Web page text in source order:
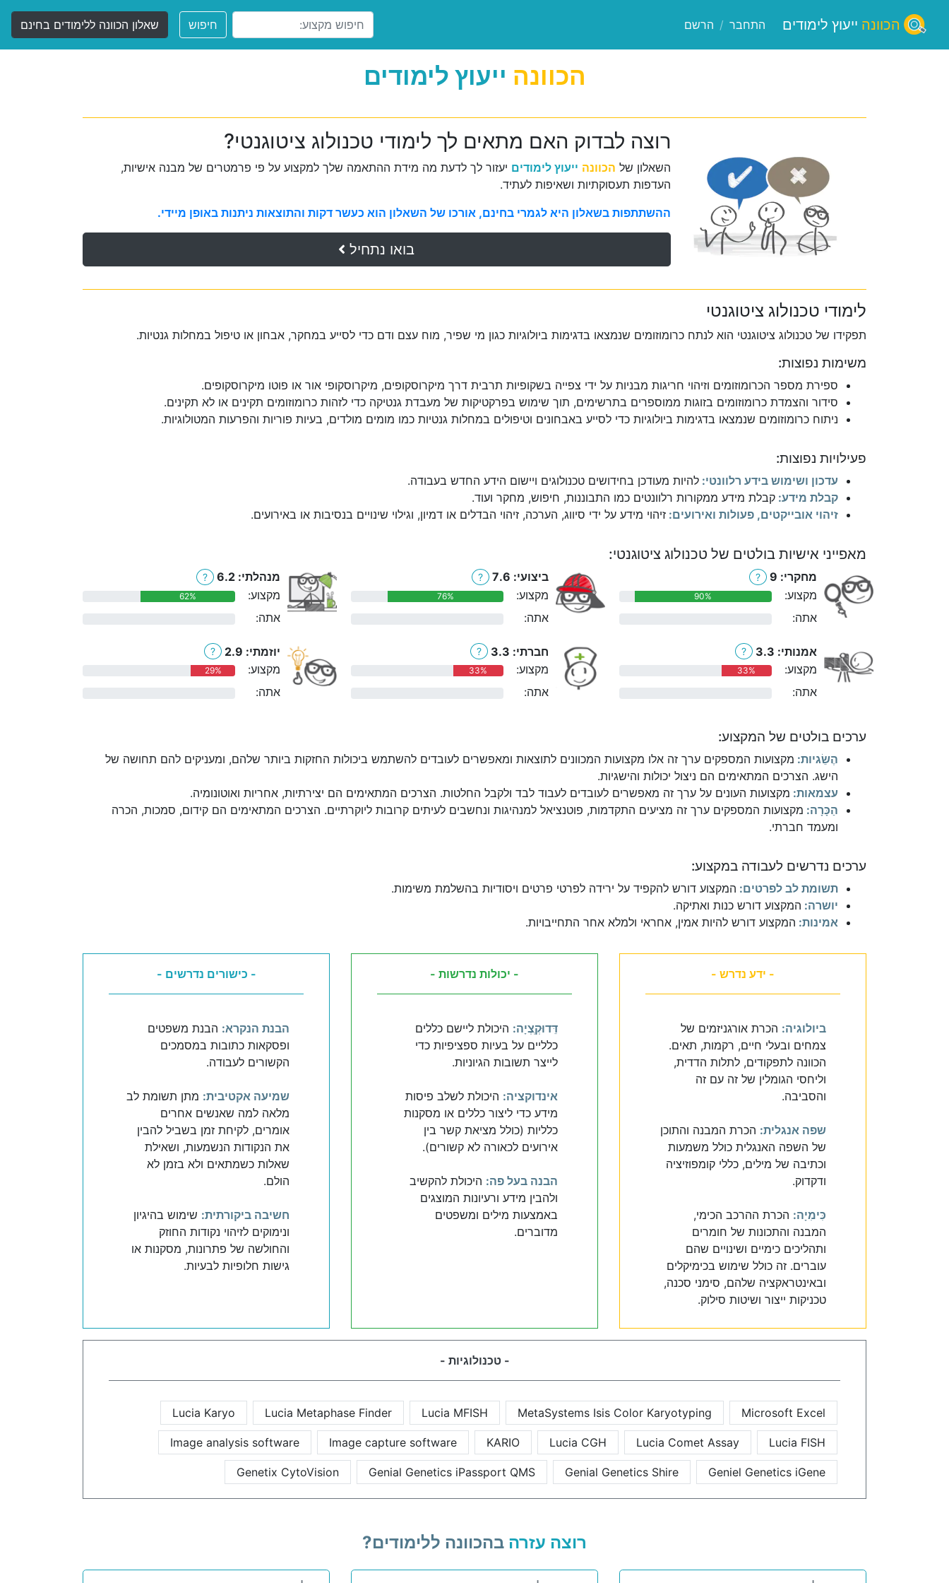
הכוונה ייעוץ לימודים התחבר / הרשם חיפוש שאלון הכוונה ללימודים בחינם
הכוונה ייעוץ לימודים
רוצה לבדוק האם מתאים לך לימודי טכנולוג ציטוגנטי?
השאלון של הכוונה ייעוץ לימודים יעזור לך לדעת מה מידת ההתאמה שלך למקצוע על פי פרמטרים של מבנה אישיות,
העדפות תעסוקתיות ושאיפות לעתיד.
ההשתתפות בשאלון היא לגמרי בחינם, אורכו של השאלון הוא כעשר דקות והתוצאות ניתנות באופן מיידי.
בואו נתחיל
לימודי טכנולוג ציטוגנטי
תפקידו של טכנולוג ציטוגנטי הוא לנתח כרומוזומים שנמצאו בדגימות ביולוגיות כגון מי שפיר, מוח עצם ודם כדי לסייע במחקר, אבחון או טיפול במחלות גנטיות.
משימות נפוצות:
ספירת מספר הכרומוזומים וזיהוי חריגות מבניות על ידי צפייה בשקופיות תרבית דרך מיקרוסקופים, מיקרוסקופי אור או פוטו מיקרוסקופים.
סידור והצמדת כרומוזומים בזוגות ממוספרים בתרשימים, תוך שימוש בפרקטיקות של מעבדת גנטיקה כדי לזהות כרומוזומים תקינים או לא תקינים.
ניתוח כרומוזומים שנמצאו בדגימות ביולוגיות כדי לסייע באבחונים וטיפולים במחלות גנטיות כמו מומים מולדים, בעיות פוריות והפרעות המטולוגיות.
פעילויות נפוצות:
עדכון ושימוש בידע רלוונטי: להיות מעודכן בחידושים טכנולוגים ויישום הידע החדש בעבודה.
קבלת מידע: קבלת מידע ממקורות רלוונטים כמו התבוננות, חיפוש, מחקר ועוד.
זיהוי אובייקטים, פעולות ואירועים: זיהוי מידע על ידי סיווג, הערכה, זיהוי הבדלים או דמיון, וגילוי שינויים בנסיבות או באירועים.
מאפייני אישיות בולטים של טכנולוג ציטוגנטי:
מחקרי: 9 ?
מקצוע: 90%
אתה:
ביצועי: 7.6 ?
מקצוע: 76%
אתה:
מנהלתי: 6.2 ?
מקצוע: 62%
אתה:
אמנותי: 3.3 ?
מקצוע: 33%
אתה:
חברתי: 3.3 ?
מקצוע: 33%
אתה:
יוזמתי: 2.9 ?
מקצוע: 29%
אתה:
ערכים בולטים של המקצוע:
הֶשֵׂגיות: מקצועות המספקים ערך זה אלו מקצועות המכוונים לתוצאות ומאפשרים לעובדים להשתמש ביכולות החזקות ביותר שלהם, ומעניקים להם תחושה של
הישג. הצרכים המתאימים הם ניצול יכולות והישגיות.
עצמאות: מקצועות העונים על ערך זה מאפשרים לעובדים לעבוד לבד ולקבל החלטות. הצרכים המתאימים הם יצירתיות, אחריות ואוטונומיה.
הַכָּרָה: מקצועות המספקים ערך זה מציעים התקדמות, פוטנציאל למנהיגות ונחשבים לעיתים קרובות ליוקרתיים. הצרכים המתאימים הם קידום, סמכות, הכרה
ומעמד חברתי.
ערכים נדרשים לעבודה במקצוע:
תשומת לב לפרטים: המקצוע דורש להקפיד על ירידה לפרטי פרטים ויסודיות בהשלמת משימות.
יושרה: המקצוע דורש כנות ואתיקה.
אמינות: המקצוע דורש להיות אמין, אחראי ולמלא אחר התחייבויות.
- ידע נדרש -
ביולוגיה: הכרת אורגניזמים של
צמחים ובעלי חיים, רקמות, תאים.
הכוונה לתפקודים, לתלות הדדית,
וליחסי הגומלין של זה עם זה
והסביבה.
שפה אנגלית: הכרת המבנה והתוכן
של השפה האנגלית כולל משמעות
וכתיבה של מילים, כללי קומפוזיציה
ודקדוק.
כִּימִיָה: הכרת ההרכב הכימי,
המבנה והתכונות של חומרים
ותהליכים כימיים ושינויים שהם
עוברים. זה כולל שימוש בכימיקלים
ובאינטראקציה שלהם, סימני סכנה,
טכניקות ייצור ושיטות סילוק.
- יכולות נדרשות -
דֵּדוּקְְצְיָה: היכולת ליישם כללים
כלליים על בעיות ספציפיות כדי
לייצר תשובות הגיוניות.
אינדוקציה: היכולת לשלב פיסות
מידע כדי ליצור כללים או מסקנות
כלליות (כולל מציאת קשר בין
אירועים לכאורה לא קשורים).
הבנה בעל פה: היכולת להקשיב
ולהבין מידע ורעיונות המוצגים
באמצעות מילים ומשפטים
מדוברים.
- כישורים נדרשים -
הבנת הנקרא: הבנת משפטים
ופסקאות כתובות במסמכים
הקשורים לעבודה.
שמיעה אקטיבית: מתן תשומת לב
מלאה למה שאנשים אחרים
אומרים, לקיחת זמן בשביל להבין
את הנקודות הנשמעות, ושאילת
שאלות כשמתאים ולא בזמן לא
הולם.
חשיבה ביקורתית: שימוש בהיגיון
ונימוקים לזיהוי נקודות החוזק
והחולשה של פתרונות, מסקנות או
גישות חלופיות לבעיות.
- טכנולוגיות -
Microsoft Excel
MetaSystems Isis Color Karyotyping
Lucia MFISH
Lucia Metaphase Finder
Lucia Karyo
Lucia FISH
Lucia Comet Assay
Lucia CGH
KARIO
Image capture software
Image analysis software
Geniel Genetics iGene
Genial Genetics Shire
Genial Genetics iPassport QMS
Genetix CytoVision
רוצה עזרה בהכוונה ללימודים?